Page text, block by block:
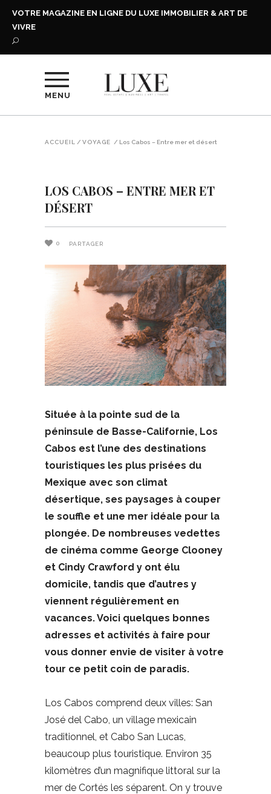
VOTRE MAGAZINE EN LIGNE DU LUXE IMMOBILIER & ART DE
VIVRE
MENU
ACCUEIL / VOYAGE / Los Cabos – Entre mer et désert
LOS CABOS – ENTRE MER ET
DÉSERT
0 PARTAGER
Située à la pointe sud de la
péninsule de Basse-Californie, Los
Cabos est l’une des destinations
touristiques les plus prisées du
Mexique avec son climat
désertique, ses paysages à couper
le souffle et une mer idéale pour la
plongée. De nombreuses vedettes
de cinéma comme George Clooney
et Cindy Crawford y ont élu
domicile, tandis que d’autres y
viennent régulièrement en
vacances. Voici quelques bonnes
adresses et activités à faire pour
vous donner envie de visiter à votre
tour ce petit coin de paradis.
Los Cabos comprend deux villes: San
José del Cabo, un village mexicain
traditionnel, et Cabo San Lucas,
beaucoup plus touristique. Environ 35
kilomètres d’un magnifique littoral sur la
mer de Cortés les séparent. On y trouve